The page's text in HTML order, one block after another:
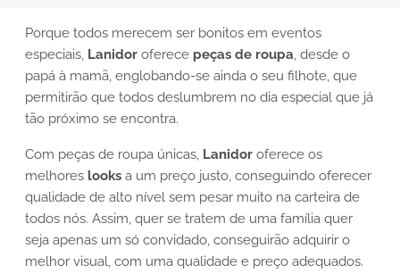
Porque todos merecem ser bonitos em eventos
especiais, Lanidor oferece peças de roupa, desde o
papá à mamã, englobando-se ainda o seu filhote, que
permitirão que todos deslumbrem no dia especial que já
tão próximo se encontra.
Com peças de roupa únicas, Lanidor oferece os
melhores looks a um preço justo, conseguindo oferecer
qualidade de alto nível sem pesar muito na carteira de
todos nós. Assim, quer se tratem de uma família quer
seja apenas um só convidado, conseguirão adquirir o
melhor visual, com uma qualidade e preço adequados.